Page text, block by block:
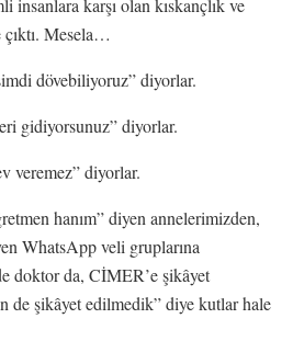
karşı olan kıskançlık ve
Mesela…
dövebiliyoruz” diyorlar.
gidiyorsunuz” diyorlar.
veremez” diyorlar.
hanım” diyen annelerimizden,
WhatsApp veli gruplarına
doktor da, CİMER’e şikâyet
de şikâyet edilmedik” diye kutlar hale